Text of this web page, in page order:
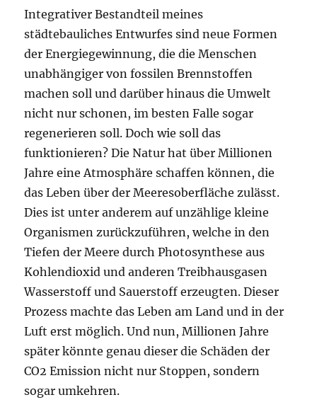
Integrativer Bestandteil meines
städtebauliches Entwurfes sind neue Formen
der Energiegewinnung, die die Menschen
unabhängiger von fossilen Brennstoffen
machen soll und darüber hinaus die Umwelt
nicht nur schonen, im besten Falle sogar
regenerieren soll. Doch wie soll das
funktionieren? Die Natur hat über Millionen
Jahre eine Atmosphäre schaffen können, die
das Leben über der Meeresoberfläche zulässt.
Dies ist unter anderem auf unzählige kleine
Organismen zurückzuführen, welche in den
Tiefen der Meere durch Photosynthese aus
Kohlendioxid und anderen Treibhausgasen
Wasserstoff und Sauerstoff erzeugten. Dieser
Prozess machte das Leben am Land und in der
Luft erst möglich. Und nun, Millionen Jahre
später könnte genau dieser die Schäden der
CO2 Emission nicht nur Stoppen, sondern
sogar umkehren.